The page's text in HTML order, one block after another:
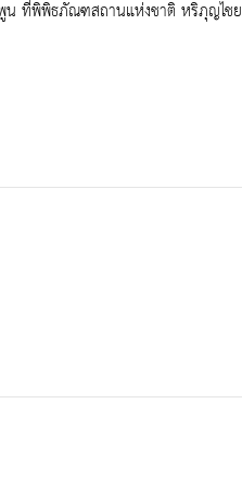
พูน ที่พิพิธภัณฑสถานแห่งชาติ หริภุญไชย